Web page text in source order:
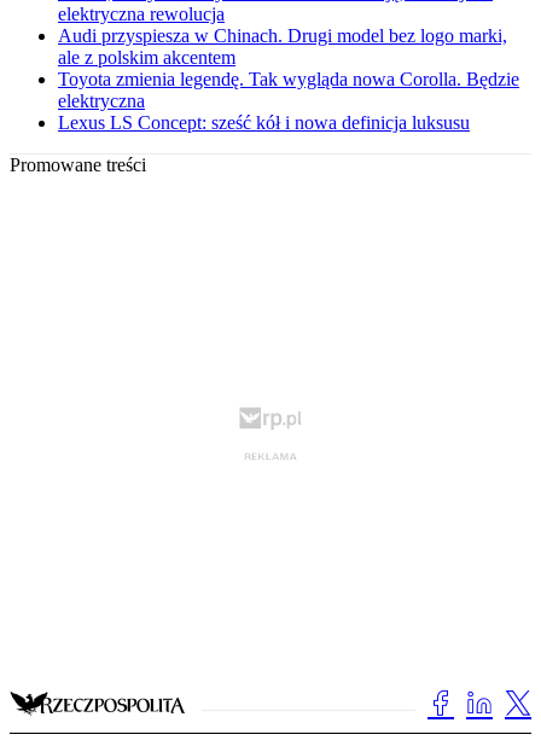
elektryczna rewolucja
Audi przyspiesza w Chinach. Drugi model bez logo marki,
ale z polskim akcentem
Toyota zmienia legendę. Tak wygląda nowa Corolla. Będzie
elektryczna
Lexus LS Concept: sześć kół i nowa definicja luksusu
Promowane treści